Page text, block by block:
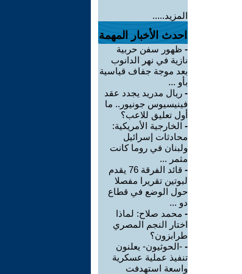
المزيد.....
احدث الأخبار المهمة
- ظهور سفن حربية
نازية في نهر الدانوب
بعد موجة جفاف قياسية
بأو ...
- ريال مدريد يجدد عقد
فينيسيوس جونيور.. ما
أول تعليق للاعب؟
- الخارجية الأمريكية:
محادثات إسرائيل
ولبنان في روما كانت
مثمر ...
-
قائد الفرقة 76 يقدم
لبوتين تقريرا مفصلا
حول الوضع في قطاع
دو ...
- محمد صلاح: لماذا
اختار النجم المصري
طرابزون؟
- -الحوثيون- يعلنون
تنفيذ عملية عسكرية
واسعة استهدفت